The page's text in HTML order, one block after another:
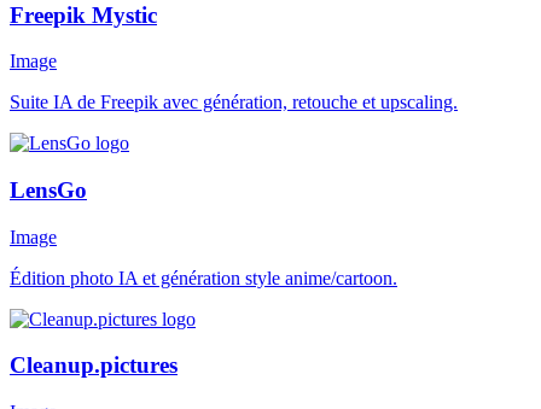
Freepik Mystic
Image
Suite IA de Freepik avec génération, retouche et upscaling.
LensGo
Image
Édition photo IA et génération style anime/cartoon.
Cleanup.pictures